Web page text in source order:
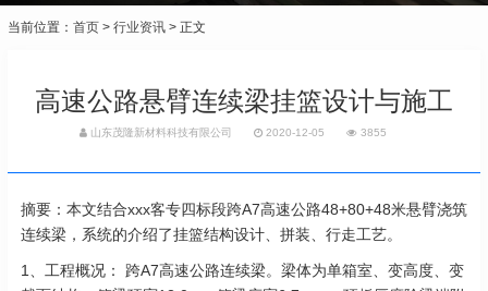
当前位置： 首页 > 行业资讯 > 正文
高速公路悬臂连续梁挂篮设计与施工
山东茂隆新材料科技有限公司 2020-12-05 3855
摘要：本文结合xxx客专四标段跨A7高速公路48+80+48米悬臂浇筑
连续梁，系统的介绍了挂篮结构设计、拼装、行走工艺。
1、工程概况： 跨A7高速公路连续梁。梁体为单箱室、变高度、变